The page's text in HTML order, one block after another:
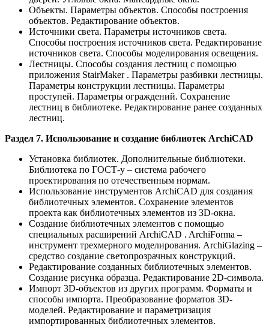
Объекты. Параметры объектов. Способы построения
объектов. Редактирование объектов.
Источники света. Параметры источников света.
Способы построения источников света. Редактирование
источников света. Способы моделирования освещения.
Лестницы. Способы создания лестниц с помощью
приложения StairMaker . Параметры разбивки лестницы.
Параметры конструкции лестницы. Параметры
проступей. Параметры ограждений. Сохранение
лестниц в библиотеке. Редактирование ранее созданных
лестниц.
Раздел 7. Использование и создание библиотек ArchiCAD
Установка библиотек. Дополнительные библиотеки.
Библиотека по ГОСТ-у – система рабочего
проектирования по отечественным нормам.
Использование инструментов ArchiCAD для создания
библиотечных элементов. Сохранение элементов
проекта как библиотечных элементов из 3D-окна.
Создание библиотечных элементов с помощью
специальных расширений ArchiCAD . ArchiForma –
инструмент трехмерного моделирования. ArchiGlazing –
средство создание светопрозрачных конструкций.
Редактирование созданных библиотечных элементов.
Создание рисунка образца. Редактирование 2D-символа.
Импорт 3D-объектов из других программ. Форматы и
способы импорта. Преобразование форматов 3D-
моделей. Редактирование и параметризация
импортированных библиотечных элементов.